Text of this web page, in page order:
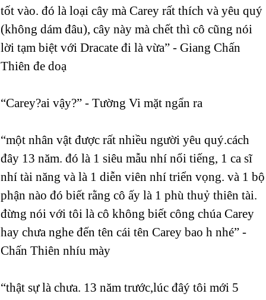
tốt vào. đó là loại cây mà Carey rất thích và yêu quý
(không dám đâu), cây này mà chết thì cô cũng nói
lời tạm biệt với Dracate đi là vừa” - Giang Chấn
Thiên đe doạ
“Carey?ai vậy?” - Tường Vi mặt ngẩn ra
“một nhân vật được rất nhiều người yêu quý.cách
đây 13 năm. đó là 1 siêu mẫu nhí nổi tiếng, 1 ca sĩ
nhí tài năng và là 1 diễn viên nhí triển vọng. và 1 bộ
phận nào đó biết rằng cô ấy là 1 phù thuỷ thiên tài.
đừng nói với tôi là cô không biết công chúa Carey
hay chưa nghe đến tên cái tên Carey bao h nhé” -
Chấn Thiên nhíu mày
“thật sự là chưa. 13 năm trước,lúc đâý tôi mới 5